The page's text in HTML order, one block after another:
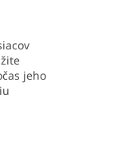
jeho